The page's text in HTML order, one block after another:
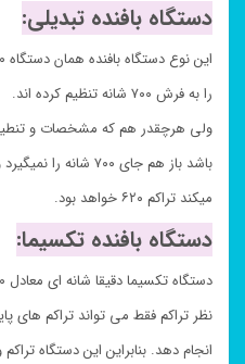
دستگاه بافنده تبدیلی:
را به فرش ۷۰۰ شانه تنظیم کرده اند.
باشد باز هم جای ۷۰۰
میکند تراکم ۶۲۰ خواهد بود.
دستگاه بافنده تکسیما: